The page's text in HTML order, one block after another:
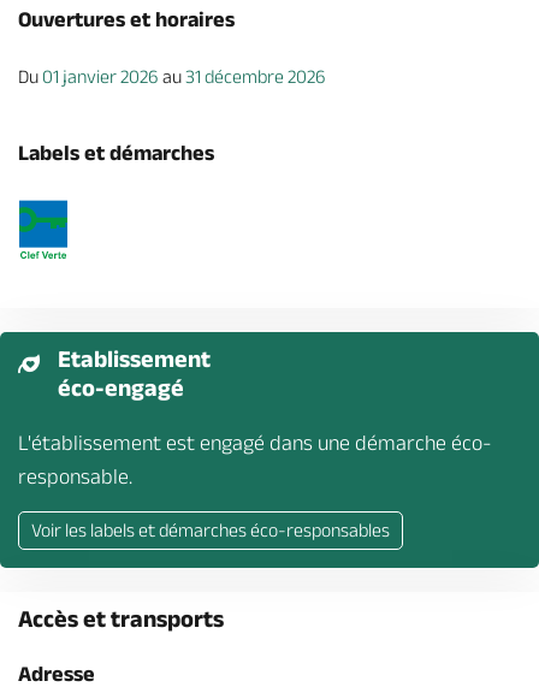
Ouvertures et horaires
Du 01 janvier 2026 au31 décembre 2026
Labels et démarches
Etablissement
éco-engagé
L'établissement est engagé dans une démarche éco-
responsable.
Voir les labels et démarches éco-responsables
Accès et transports
Adresse